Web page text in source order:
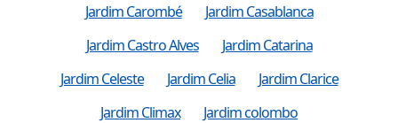
Jardim Carombé
Jardim Casablanca
Jardim Castro Alves
Jardim Catarina
Jardim Celeste
Jardim Celia
Jardim Clarice
Jardim Climax
Jardim colombo